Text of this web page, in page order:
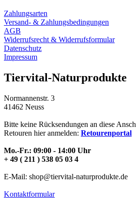
Zahlungsarten
Versand- & Zahlungsbedingungen
AGB
Widerrufsrecht & Widerrufsformular
Datenschutz
Impressum
Tiervital-Naturprodukte
Normannenstr. 3
41462 Neuss
Bitte keine Rücksendungen an diese
Retouren hier anmelden: Retourenportal
Mo.-Fr.: 09:00 - 14:00 Uhr
+ 49 ( 211 ) 538 05 03 4
E-Mail: shop@tiervital-naturprodukte.de
Kontaktformular